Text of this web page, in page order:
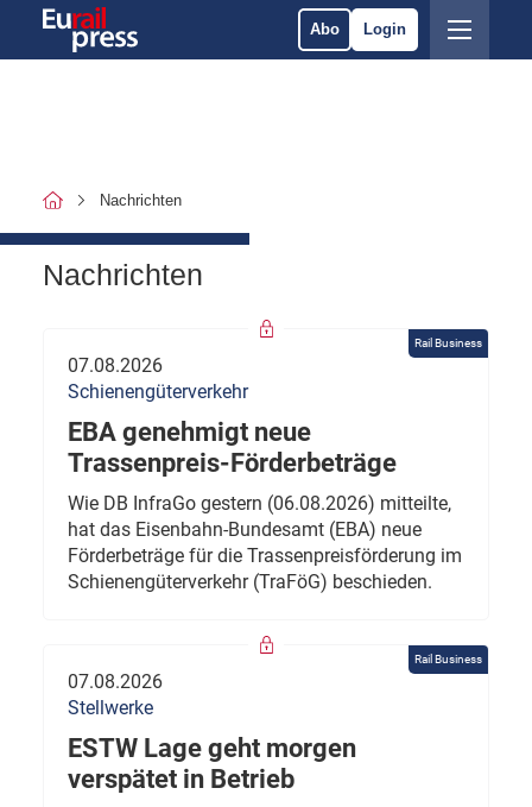
Abo Login
Nachrichten
Nachrichten
Rail Business
07.08.2026
Schienengüterverkehr
EBA genehmigt neue
Trassenpreis-Förderbeträge
Wie DB InfraGo gestern (06.08.2026) mitteilte,
hat das Eisenbahn-Bundesamt (EBA) neue
Förderbeträge für die Trassenpreisförderung im
Schienengüterverkehr (TraFöG) beschieden.
Rail Business
07.08.2026
Stellwerke
ESTW Lage geht morgen
verspätet in Betrieb